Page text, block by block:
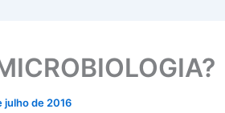
julho de 2016